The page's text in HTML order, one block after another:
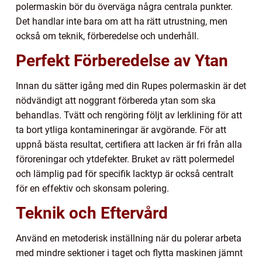
polermaskin bör du överväga några centrala punkter.
Det handlar inte bara om att ha rätt utrustning, men
också om teknik, förberedelse och underhåll.
Perfekt Förberedelse av Ytan
Innan du sätter igång med din Rupes polermaskin är det
nödvändigt att noggrant förbereda ytan som ska
behandlas. Tvätt och rengöring följt av lerklining för att
ta bort ytliga kontamineringar är avgörande. För att
uppnå bästa resultat, certifiera att lacken är fri från alla
föroreningar och ytdefekter. Bruket av rätt polermedel
och lämplig pad för specifik lacktyp är också centralt
för en effektiv och skonsam polering.
Teknik och Eftervård
Använd en metoderisk inställning när du polerar arbeta
med mindre sektioner i taget och flytta maskinen jämnt